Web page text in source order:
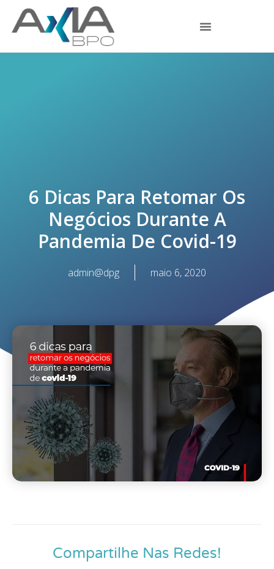
6 Dicas Para Retomar Os
Negócios Durante A
Pandemia De Covid-19
admin@dpg maio 6, 2020
Compartilhe Nas Redes!